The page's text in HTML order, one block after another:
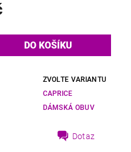
ZVOLTE VARIANTU
CAPRICE
DÁMSKÁ OBUV
Dotaz